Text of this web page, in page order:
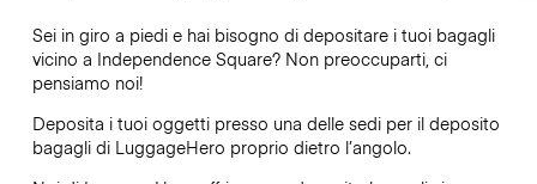
Sei in giro a piedi e hai bisogno di depositare i tuoi bagagli
vicino a Independence Square? Non preoccuparti, ci
pensiamo noi!
Deposita i tuoi oggetti presso una delle sedi per il deposito
bagagli di LuggageHero proprio dietro l’angolo.